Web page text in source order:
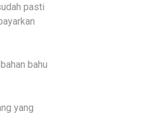
pasti
bahu
yang